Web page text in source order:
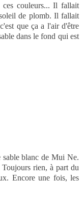
ces couleurs... Il fallait
de plomb. Il fallait
que ça a l'air d'être
dans le fond qui est
sable blanc de Mui Ne.
rien, à part du
Encore une fois, les